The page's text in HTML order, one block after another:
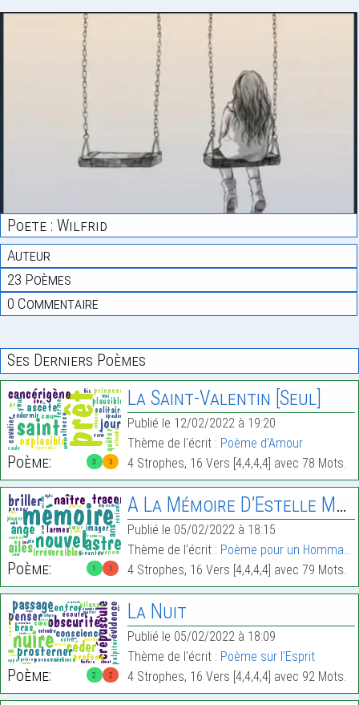
Poete : Wilfrid
Auteur
23 Poèmes
0 Commentaire
Ses Derniers Poèmes
3 3
Poème:
La Saint-Valentin [Seul]
Publié le 12/02/2022 à 19:20
Thème de l'écrit : Poème d'Amour
4 Strophes, 16 Vers [4,4,4,4] avec 78 Mots.
1 1
Poème:
A La Mémoire D’Estelle Mouzins
Publié le 05/02/2022 à 18:15
Thème de l'écrit : Poème pour un Hommage
4 Strophes, 16 Vers [4,4,4,4] avec 79 Mots.
2 2
Poème:
La Nuit
Publié le 05/02/2022 à 18:09
Thème de l'écrit : Poème sur l'Esprit
4 Strophes, 16 Vers [4,4,4,4] avec 92 Mots.